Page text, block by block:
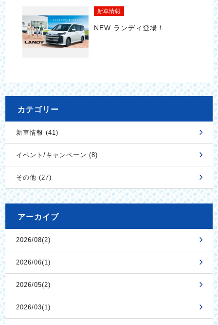
新車情報
NEW ランディ登場！
カテゴリー
新車情報 (41)
イベント/キャンペーン (8)
その他 (27)
アーカイブ
2026/08(2)
2026/06(1)
2026/05(2)
2026/03(1)